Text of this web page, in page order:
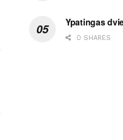
Ypatingas
0 SHARES